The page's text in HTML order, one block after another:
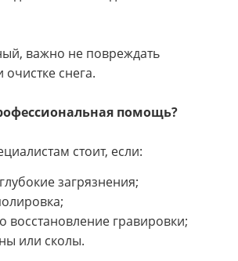
важно не повреждать
снега.
помощь?
стоит, если:
загрязнения;
восстановление гравировки;
или сколы.